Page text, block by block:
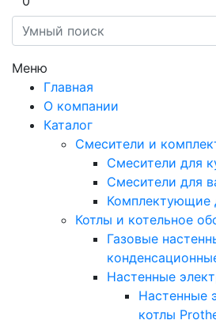
Меню
Главная
О компании
Каталог
Смесители и
Смесители для
Смесители для
Комплектующие
Котлы и котельное
Газовые
Настенные
Настенные
котлы